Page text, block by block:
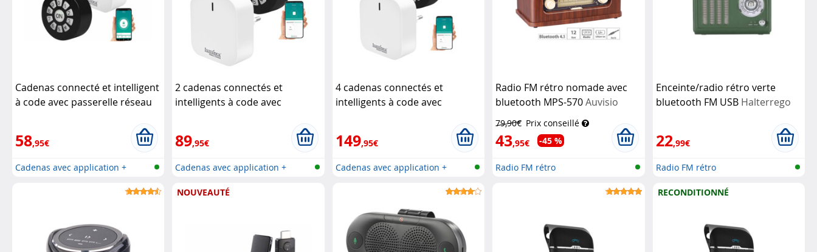
Cadenas connecté et intelligent
à code avec passerelle réseau
58,95€
Cadenas avec application +
2 cadenas connectés et
intelligents à code avec
89,95€
Cadenas avec application +
4 cadenas connectés et
intelligents à code avec
149,95€
Cadenas avec application +
Radio FM rétro nomade avec
bluetooth MPS-570Auvisio
79,90€ Prix conseillé
43,95€ -45 %
Radio FM rétro
Enceinte/radio rétro verte
bluetooth FM USB Halterrego
22,99€
Radio FM rétro
NOUVEAUTÉ RECONDITIONNÉ